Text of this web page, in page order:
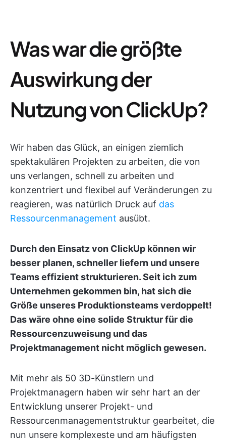
Was war die größte
Auswirkung der
Nutzung von ClickUp?
Wir haben das Glück, an einigen ziemlich
spektakulären Projekten zu arbeiten, die von
uns verlangen, schnell zu arbeiten und
konzentriert und flexibel auf Veränderungen zu
reagieren, was natürlich Druck auf das
Ressourcenmanagement ausübt.
Durch den Einsatz von ClickUp können wir
besser planen, schneller liefern und unsere
Teams effizient strukturieren. Seit ich zum
Unternehmen gekommen bin, hat sich die
Größe unseres Produktionsteams verdoppelt!
Das wäre ohne eine solide Struktur für die
Ressourcenzuweisung und das
Projektmanagement nicht möglich gewesen.
Mit mehr als 50 3D-Künstlern und
Projektmanagern haben wir sehr hart an der
Entwicklung unserer Projekt- und
Ressourcenmanagementstruktur gearbeitet, die
nun unsere komplexeste und am häufigsten